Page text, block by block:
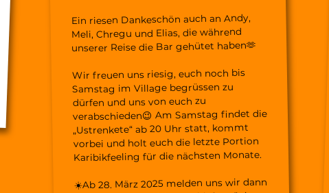
Ein riesen Dankeschön auch an Andy,
Meli, Chregu und Elias, die während
unserer Reise die Bar gehütet haben🫶
Wir freuen uns riesig, euch noch bis
Samstag im Village begrüssen zu
dürfen und uns von euch zu
verabschieden😉 Am Samstag findet die
„Ustrenkete“ ab 20 Uhr statt, kommt
vorbei und holt euch die letzte Portion
Karibikfeeling für die nächsten Monate.
☀️Ab 28. März 2025 melden uns wir dann